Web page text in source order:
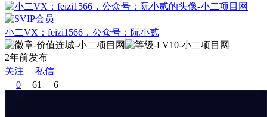
小二VX：feizi1566，公众号：阮小贰
2年前发布
关注
私信
0
61 6